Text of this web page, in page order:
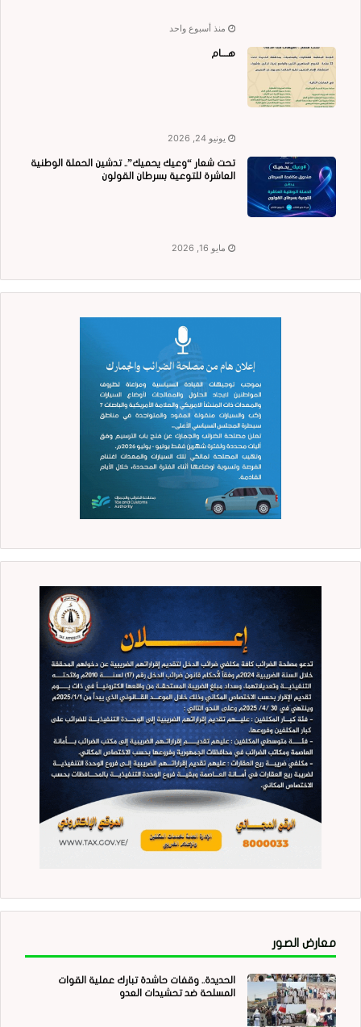
منذ أسبوع واحد
هــــام
يونيو 24, 2026
تحت شعار “وعيك يحميك”.. تدشين الحملة الوطنية
العاشرة للتوعية بسرطان القولون
مايو 16, 2026
معارض الصور
الحديدة.. وقفات حاشدة تبارك عملية القوات
المسلحة ضد تحشيدات العدو